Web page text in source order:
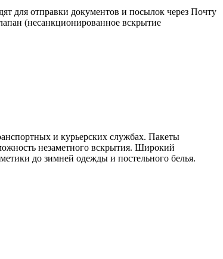
для отправки документов и посылок через Почту
(несанкционированное вскрытие
и курьерских службах. Пакеты
незаметного вскрытия. Широкий
до зимней одежды и постельного белья.